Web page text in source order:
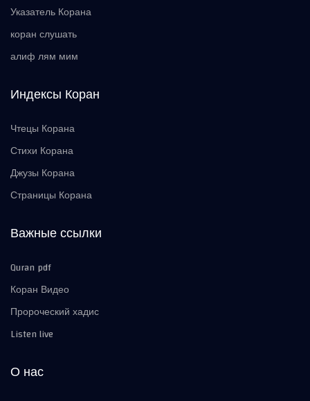
Указатель Корана
коран слушать
алиф лям мим
Индексы Коран
Чтецы Корана
Стихи Корана
Джузы Корана
Страницы Корана
Важные ссылки
Quran pdf
Коран Видео
Пророческий хадис
Listen live
О нас